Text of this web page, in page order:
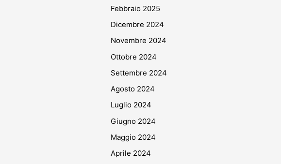
Febbraio 2025
Dicembre 2024
Novembre 2024
Ottobre 2024
Settembre 2024
Agosto 2024
Luglio 2024
Giugno 2024
Maggio 2024
Aprile 2024